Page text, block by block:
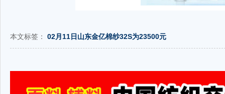
本文标签： 02月11日山东金亿棉纱32S为23500元